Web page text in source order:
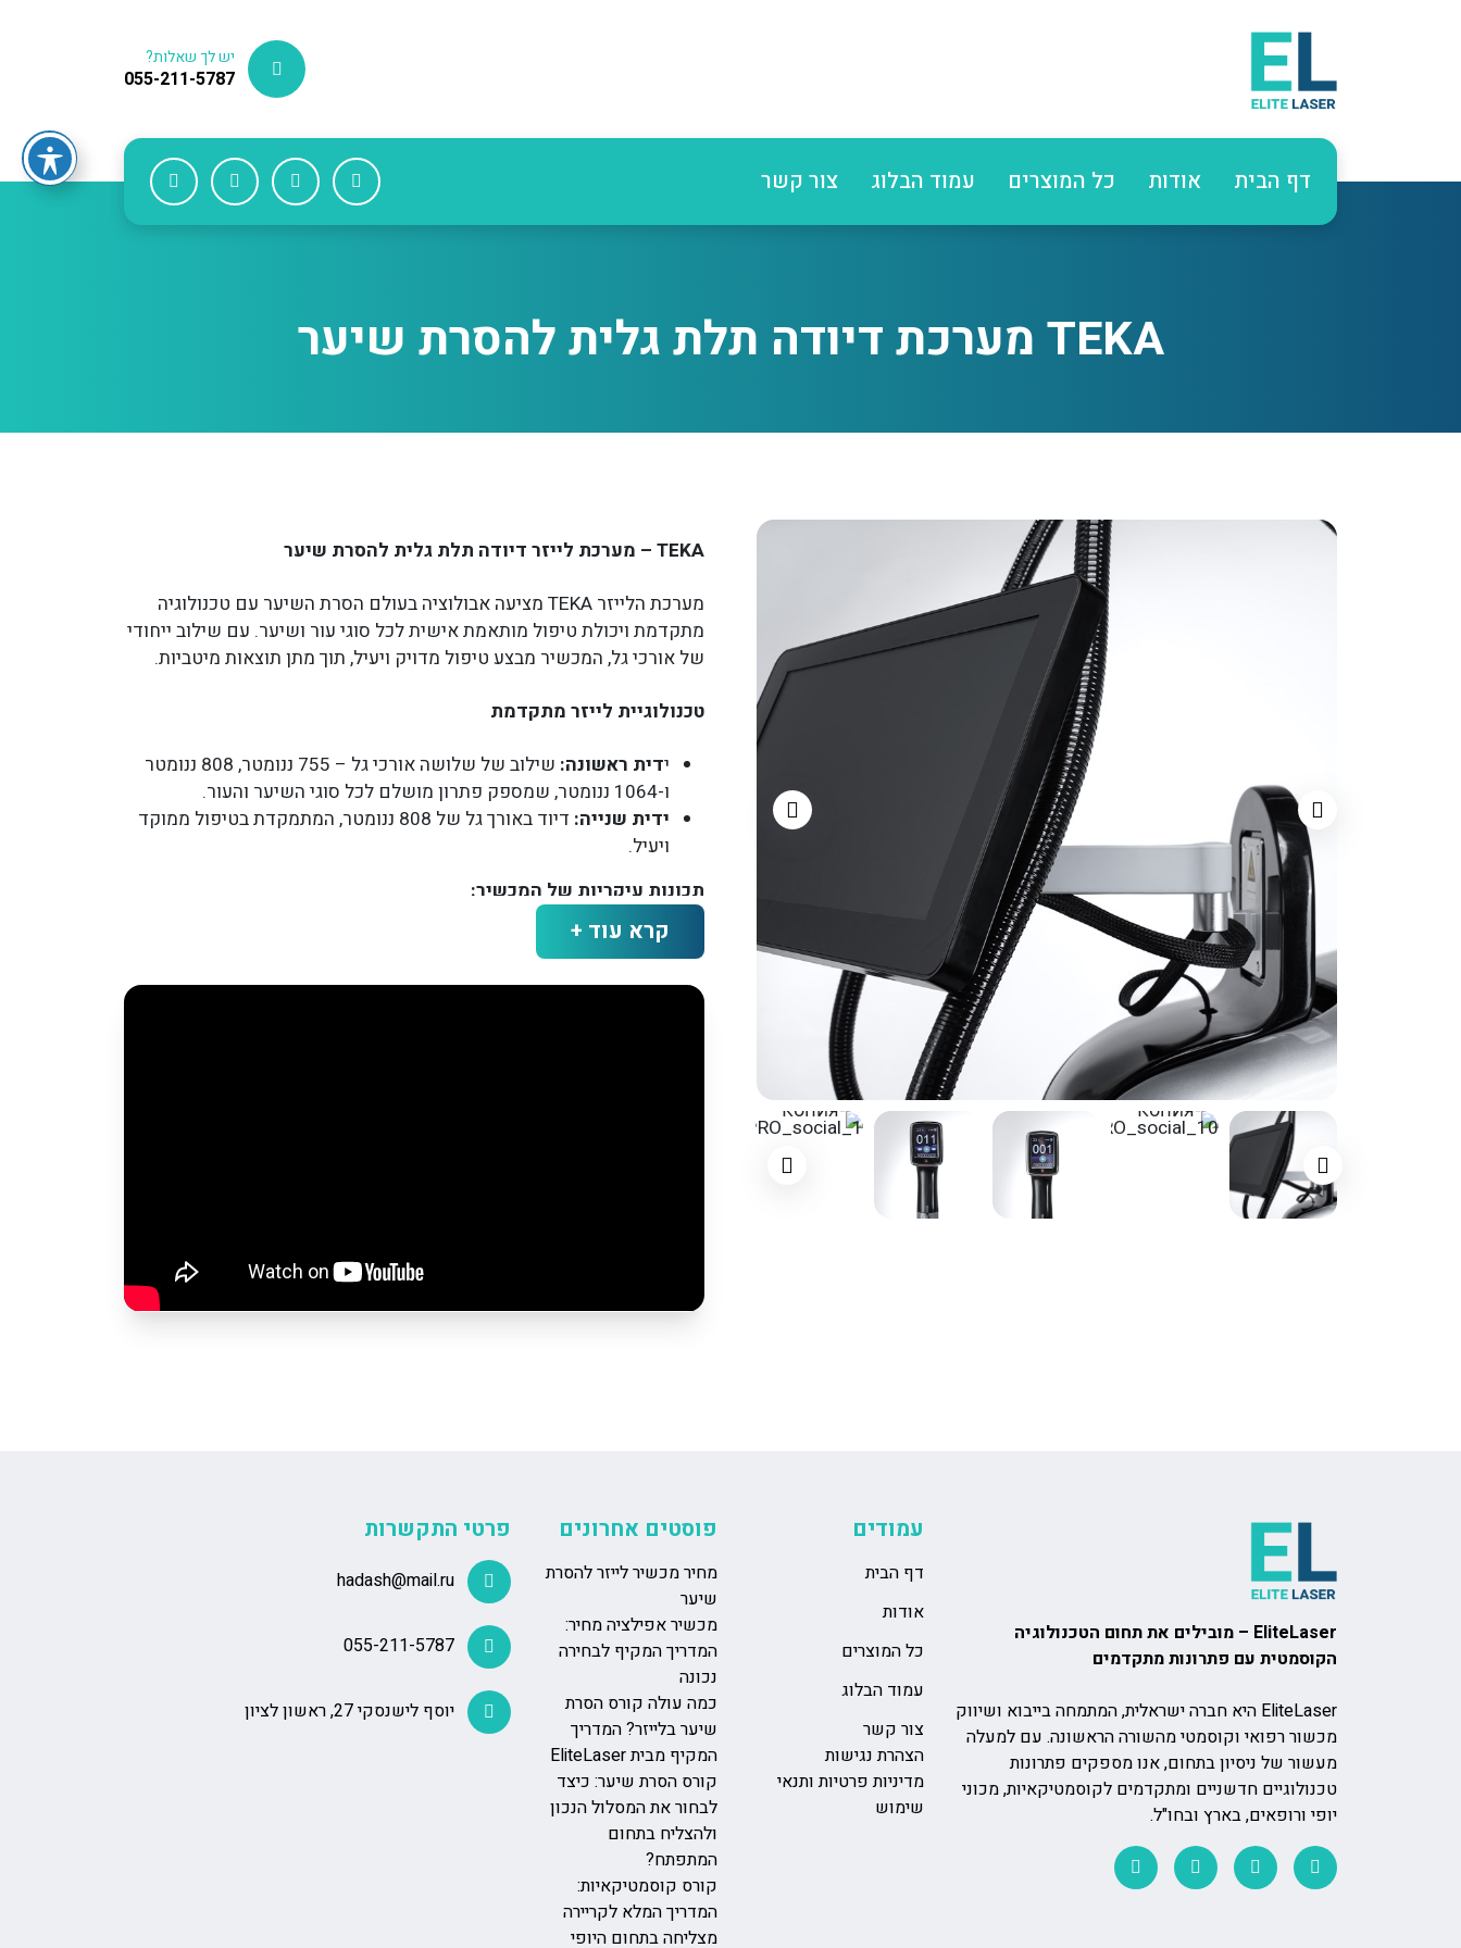
יש לך שאלות?
055-211-5787
דף הבית אודות כל המוצרים עמוד הבלוג צור קשר
TEKA מערכת דיודה תלת גלית להסרת שיער
TEKA – מערכת לייזר דיודה תלת גלית להסרת שיער
מערכת הלייזר TEKA מציעה אבולוציה בעולם הסרת השיער עם טכנולוגיה
מתקדמת ויכולת טיפול מותאמת אישית לכל סוגי עור ושיער. עם שילוב ייחודי
של אורכי גל, המכשיר מבצע טיפול מדויק ויעיל, תוך מתן תוצאות מיטביות.
טכנולוגיית לייזר מתקדמת
ידית ראשונה:
שילוב של שלושה אורכי גל – 755 ננומטר, 808 ננומטר
ו-1064 ננומטר, שמספק פתרון מושלם לכל סוגי השיער והעור.
ידית שנייה:
דיוד באורך גל של 808 ננומטר, המתמקדת בטיפול ממוקד
ויעיל.
תכונות עיקריות של המכשיר:
התאמה אישית לכל סוגי העור והשיער
ידית עם חלון קרינה רחב במיוחד (24×12 מ"מ)
קרא עוד +
EliteLaser – מובילים את תחום הטכנולוגיה
הקוסמטית עם פתרונות מתקדמים
EliteLaser היא חברה ישראלית, המתמחה בייבוא ושיווק
מכשור רפואי וקוסמטי מהשורה הראשונה. עם למעלה
מעשור של ניסיון בתחום, אנו מספקים פתרונות
טכנולוגיים חדשניים ומתקדמים לקוסמטיקאיות, מכוני
יופי ורופאים, בארץ ובחו"ל.
עמודים
דף הבית
אודות
כל המוצרים
עמוד הבלוג
צור קשר
הצהרת נגישות
מדיניות פרטיות ותנאי
שימוש
פוסטים אחרונים
מחיר מכשיר לייזר להסרת
שיער
מכשיר אפילציה מחיר:
המדריך המקיף לבחירה
נכונה
כמה עולה קורס הסרת
שיער בלייזר? המדריך
המקיף מבית EliteLaser
קורס הסרת שיער: כיצד
לבחור את המסלול הנכון
ולהצליח בתחום
המתפתח?
קורס קוסמטיקאיות:
המדריך המלא לקריירה
מצליחה בתחום היופי
פרטי התקשרות
hadash@mail.ru
055-211-5787
יוסף לישנסקי 27, ראשון לציון